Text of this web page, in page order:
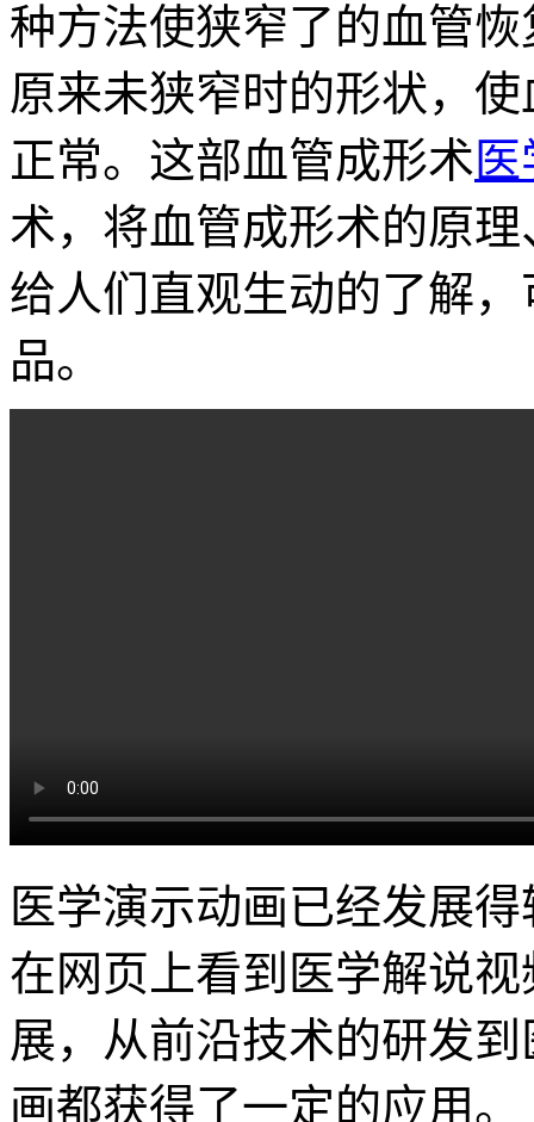
种方法使狭窄了的血管
原来未狭窄时的形状，
正常。这部血管成形术
术，将血管成形术的原
给人们直观生动的了解
品。
医学演示动画已经发展
在网页上看到医学解说
展，从前沿技术的研发
画都获得了一定的应用。